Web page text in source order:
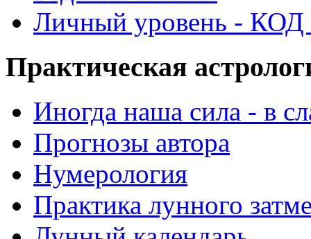
Личный уровень - КОД
Практическая
Иногда наша сила - в
Прогнозы автора
Нумерология
Практика лунного